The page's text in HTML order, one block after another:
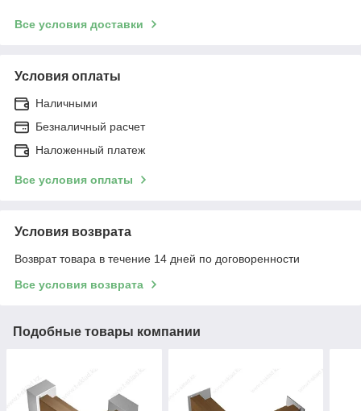
Все условия доставки
Условия оплаты
Наличными
Безналичный расчет
Наложенный платеж
Все условия оплаты
Условия возврата
Возврат товара в течение 14 дней по договоренности
Все условия возврата
Подобные товары компании